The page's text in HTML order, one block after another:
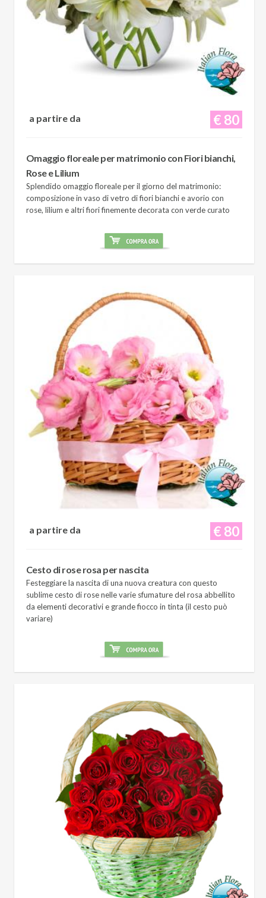
€ 80
a partire da
Omaggio floreale per matrimonio con Fiori bianchi,
Rose e Lilium
Splendido omaggio floreale per il giorno del matrimonio:
composizione in vaso di vetro di fiori bianchi e avorio con
rose, lilium e altri fiori finemente decorata con verde curato
€ 80
a partire da
Cesto di rose rosa per nascita
Festeggiare la nascita di una nuova creatura con questo
sublime cesto di rose nelle varie sfumature del rosa abbellito
da elementi decorativi e grande fiocco in tinta (il cesto può
variare)